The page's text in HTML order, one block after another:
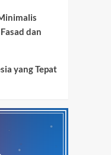
dan
yang Tepat